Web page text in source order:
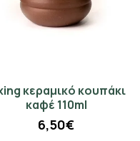
κεραμικό κουπάκι
καφέ 110ml
6,50€